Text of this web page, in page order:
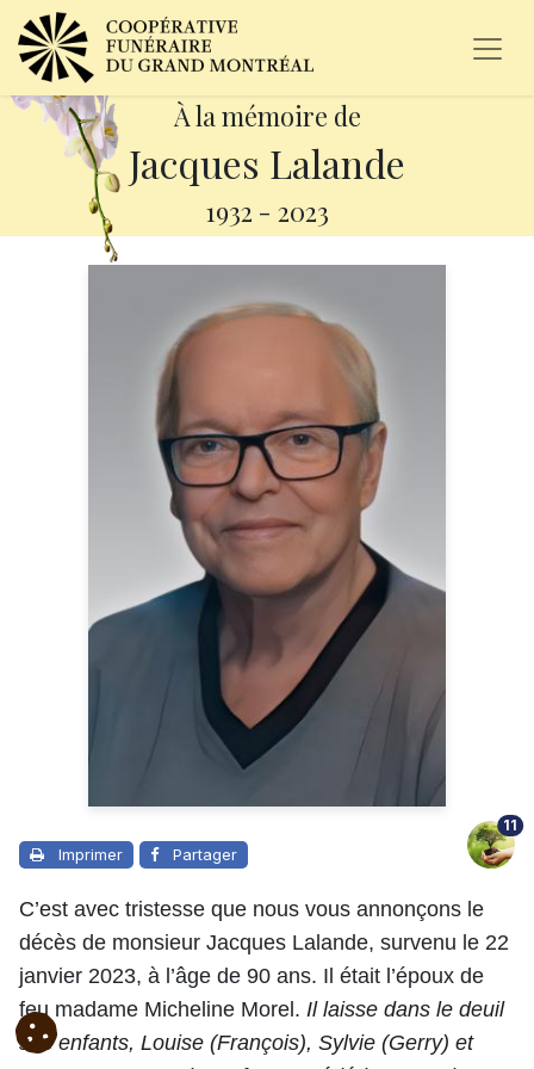
À la mémoire de
Jacques Lalande
1932 - 2023
Imprimer Partager
11
C’est avec tristesse que nous vous annonçons le
décès de monsieur Jacques Lalande, survenu le 22
janvier 2023, à l’âge de 90 ans. Il était l’époux de
feu madame Micheline Morel. Il laisse dans le deuil
ses enfants, Louise (François), Sylvie (Gerry) et